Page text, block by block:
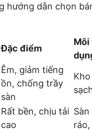
hướng dẫn chọn
Đặc điểm
Êm, giảm tiếng
ồn, chống trầy
sàn
Rất bền, chịu tải
cao